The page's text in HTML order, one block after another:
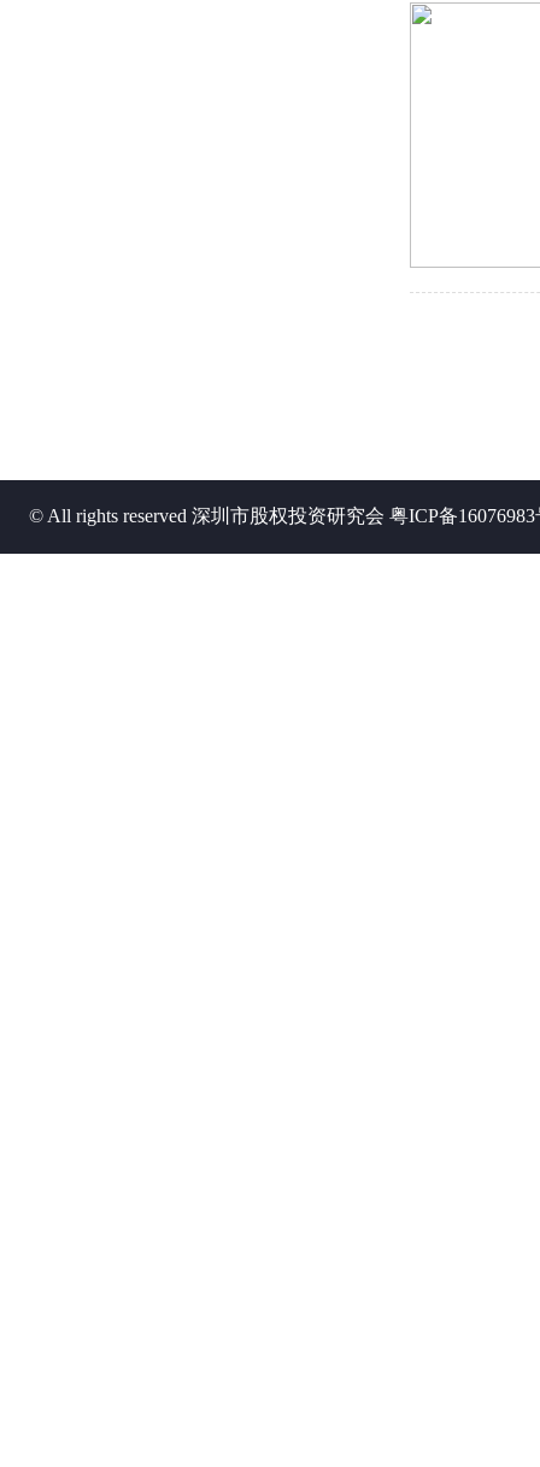
© All rights reserved 深圳市股权投资研究会 粤ICP备16076983